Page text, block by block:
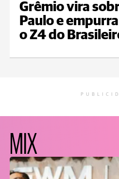
Grêmio vira
Paulo e
o Z4 do
MIX